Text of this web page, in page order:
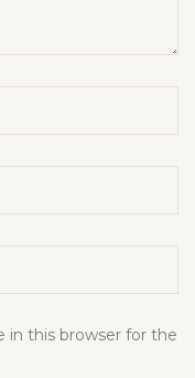
in this browser for the